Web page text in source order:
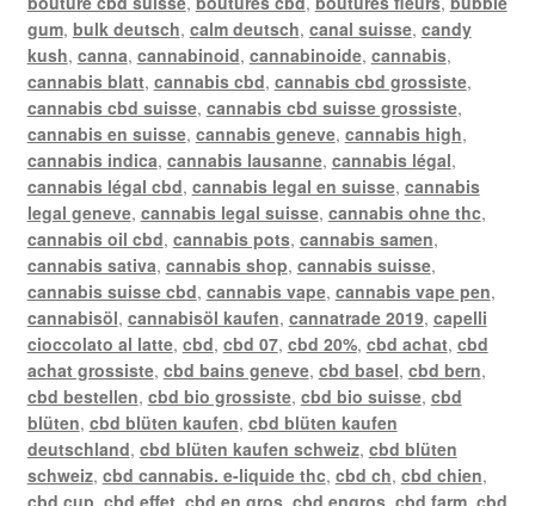
gum, bulk deutsch, calm deutsch, canal suisse, candy
kush, canna, cannabinoid, cannabinoide, cannabis,
cannabis blatt, cannabis cbd, cannabis cbd grossiste,
cannabis cbd suisse, cannabis cbd suisse grossiste,
cannabis en suisse, cannabis geneve, cannabis high,
cannabis indica, cannabis lausanne, cannabis légal,
cannabis légal cbd, cannabis legal en suisse, cannabis
legal geneve, cannabis legal suisse, cannabis ohne thc,
cannabis oil cbd, cannabis pots, cannabis samen,
cannabis sativa, cannabis shop, cannabis suisse,
cannabis suisse cbd, cannabis vape, cannabis vape pen,
cannabisöl, cannabisöl kaufen, cannatrade 2019, capelli
cioccolato al latte, cbd, cbd 07, cbd 20%, cbd achat, cbd
achat grossiste, cbd bains geneve, cbd basel, cbd bern,
cbd bestellen, cbd bio grossiste, cbd bio suisse, cbd
blüten, cbd blüten kaufen, cbd blüten kaufen
deutschland, cbd blüten kaufen schweiz, cbd blüten
schweiz, cbd cannabis. e-liquide thc, cbd ch, cbd chien,
cbd cup, cbd effet, cbd en gros, cbd engros, cbd farm, cbd